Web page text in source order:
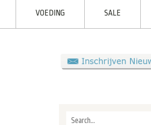
VOEDING SALE